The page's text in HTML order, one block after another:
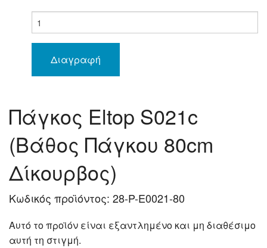
Διαγραφή
Πάγκος Eltop S021c
(Βάθος Πάγκου 80cm
Δίκουρβος)
Κωδικός προϊόντος: 28-P-E0021-80
Αυτό το προϊόν είναι εξαντλημένο και μη διαθέσιμο
αυτή τη στιγμή.